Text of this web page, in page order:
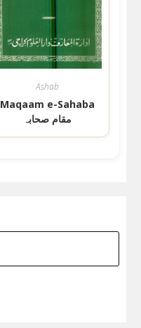
Ashab
Maqaam e-Sahaba
مقام صحابہ